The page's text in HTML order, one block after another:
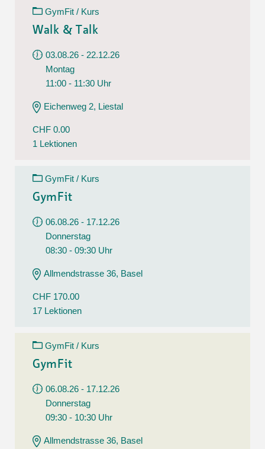
GymFit / Kurs
Walk & Talk
03.08.26 - 22.12.26
Montag
11:00 - 11:30 Uhr
Eichenweg 2, Liestal
CHF 0.00
1 Lektionen
GymFit / Kurs
GymFit
06.08.26 - 17.12.26
Donnerstag
08:30 - 09:30 Uhr
Allmendstrasse 36, Basel
CHF 170.00
17 Lektionen
GymFit / Kurs
GymFit
06.08.26 - 17.12.26
Donnerstag
09:30 - 10:30 Uhr
Allmendstrasse 36, Basel